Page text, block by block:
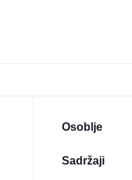
Osoblje
Sadržaji